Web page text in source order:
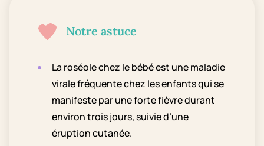
Notre astuce
La roséole chez le bébé est une maladie
virale fréquente chez les enfants qui se
manifeste par une forte fièvre durant
environ trois jours, suivie d’une
éruption cutanée.